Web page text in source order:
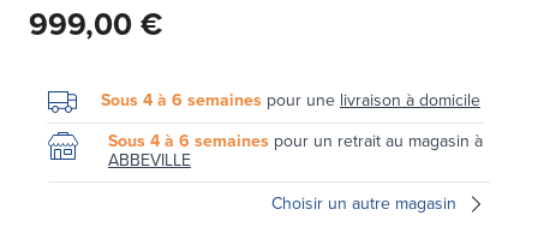
999,00 €
Sous 4 à 6 semaines pour unelivraison à domicile
Sous 4 à 6 semaines pour un retrait au magasin à
ABBEVILLE
Choisir un autre magasin